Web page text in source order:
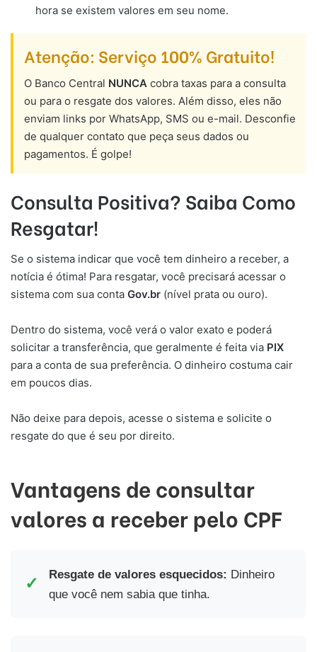
hora se existem valores em seu nome.
Atenção: Serviço 100% Gratuito!
O Banco Central NUNCA cobra taxas para a consulta
ou para o resgate dos valores. Além disso, eles não
enviam links por WhatsApp, SMS ou e-mail. Desconfie
de qualquer contato que peça seus dados ou
pagamentos. É golpe!
Consulta Positiva? Saiba Como
Resgatar!
Se o sistema indicar que você tem dinheiro a receber, a
notícia é ótima! Para resgatar, você precisará acessar o
sistema com sua conta Gov.br (nível prata ou ouro).
Dentro do sistema, você verá o valor exato e poderá
solicitar a transferência, que geralmente é feita via PIX
para a conta de sua preferência. O dinheiro costuma cair
em poucos dias.
Não deixe para depois, acesse o sistema e solicite o
resgate do que é seu por direito.
Vantagens de consultar
valores a receber pelo CPF
✓
Resgate de valores esquecidos: Dinheiro
que você nem sabia que tinha.